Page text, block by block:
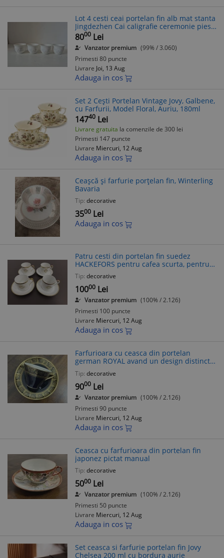
Lot 4 cesti ceai portelan fin alb mat stanta
Jingdezhen Cai caligrafie ceremonie piese
colectie, set asiatic, ceremonia ceaiului
8000 Lei
Vanzator premium (99% / 3.060)
Primesti 80 puncte
Livrare Joi, 13 Aug
Adauga in cos
Set 2 Cești Portelan Vintage Jovy, Galbene,
cu Farfurii, Model Floral, Auriu, 180ml
14740 Lei
Livrare gratuita la comenzile de 300 lei
Primesti 147 puncte
Livrare Miercuri, 12 Aug
Adauga in cos
Ceașcă și farfurie porțelan fin, Winterling
Bavaria
Tip: decorative
3500 Lei
Adauga in cos
Patru cesti din portelan fin suedez
HACKEFORS pentru cafea scurta, pentru
RISTRETTO
Tip: decorative
10000 Lei
Vanzator premium (100% / 2.126)
Primesti 100 puncte
Livrare Miercuri, 12 Aug
Adauga in cos
Farfurioara cu ceasca din portelan
german ROYAL avand un design distinctiv
cu cobalt și aur
Tip: decorative
9000 Lei
Vanzator premium (100% / 2.126)
Primesti 90 puncte
Livrare Miercuri, 12 Aug
Adauga in cos
Ceasca cu farfurioara din portelan fin
japonez pictat manual
Tip: decorative
5000 Lei
Vanzator premium (100% / 2.126)
Primesti 50 puncte
Livrare Miercuri, 12 Aug
Adauga in cos
Set ceasca si farfurie portelan fin Jovy
Chelsea 200 ml cu bordura aurie